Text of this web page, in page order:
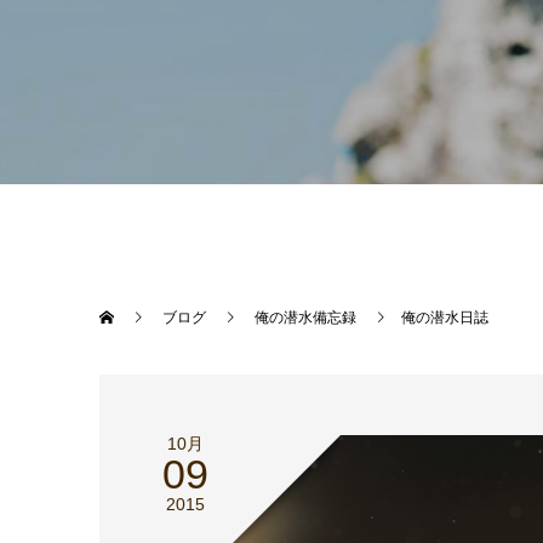
ブログ 俺の潜水備忘録 俺の潜水日誌
10月
09
2015